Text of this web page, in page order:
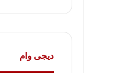
دیجی وام